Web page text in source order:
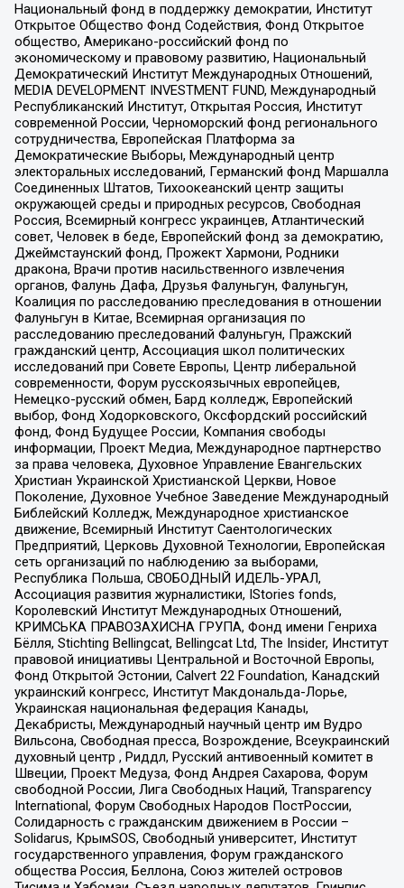
Национальный фонд в поддержку демократии, Институт
Открытое Общество Фонд Содействия, Фонд Открытое
общество, Американо-российский фонд по
экономическому и правовому развитию, Национальный
Демократический Институт Международных Отношений,
MEDIA DEVELOPMENT INVESTMENT FUND, Международный
Республиканский Институт, Открытая Россия, Институт
современной России, Черноморский фонд регионального
сотрудничества, Европейская Платформа за
Демократические Выборы, Международный центр
электоральных исследований, Германский фонд Маршалла
Соединенных Штатов, Тихоокеанский центр защиты
окружающей среды и природных ресурсов, Свободная
Россия, Всемирный конгресс украинцев, Атлантический
совет, Человек в беде, Европейский фонд за демократию,
Джеймстаунский фонд, Прожект Хармони, Родники
дракона, Врачи против насильственного извлечения
органов, Фалунь Дафа, Друзья Фалуньгун, Фалуньгун,
Коалиция по расследованию преследования в отношении
Фалуньгун в Китае, Всемирная организация по
расследованию преследований Фалуньгун, Пражский
гражданский центр, Ассоциация школ политических
исследований при Совете Европы, Центр либеральной
современности, Форум русскоязычных европейцев,
Немецко-русский обмен, Бард колледж, Европейский
выбор, Фонд Ходорковского, Оксфордский российский
фонд, Фонд Будущее России, Компания свободы
информации, Проект Медиа, Международное партнерство
за права человека, Духовное Управление Евангельских
Христиан Украинской Христианской Церкви, Новое
Поколение, Духовное Учебное Заведение Международный
Библейский Колледж, Международное христианское
движение, Всемирный Институт Саентологических
Предприятий, Церковь Духовной Технологии, Европейская
сеть организаций по наблюдению за выборами,
Республика Польша, СВОБОДНЫЙ ИДЕЛЬ-УРАЛ,
Ассоциация развития журналистики, IStories fonds,
Королевский Институт Международных Отношений,
КРИМСЬКА ПРАВОЗАХИСНА ГРУПА, Фонд имени Генриха
Бёлля, Stichting Bellingcat, Bellingcat Ltd, The Insider, Институт
правовой инициативы Центральной и Восточной Европы,
Фонд Открытой Эстонии, Calvert 22 Foundation, Канадский
украинский конгресс, Институт Макдональда-Лорье,
Украинская национальная федерация Канады,
Декабристы, Международный научный центр им Вудро
Вильсона, Свободная пресса, Возрождение, Всеукраинский
духовный центр , Риддл, Русский антивоенный комитет в
Швеции, Проект Медуза, Фонд Андрея Сахарова, Форум
свободной России, Лига Свободных Наций, Transparеncy
International, Форум Свободных Народов ПостРоссии,
Солидарность с гражданским движением в России –
Solidarus, КрымSOS, Свободный университет, Институт
государственного управления, Форум гражданского
общества Россия, Беллона, Союз жителей островов